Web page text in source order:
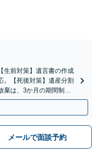
生前対策】遺言書の作成
。【死後対策】遺産分割
棄は、3か月の期間制限
料駐車場あり】
メールで面談予約